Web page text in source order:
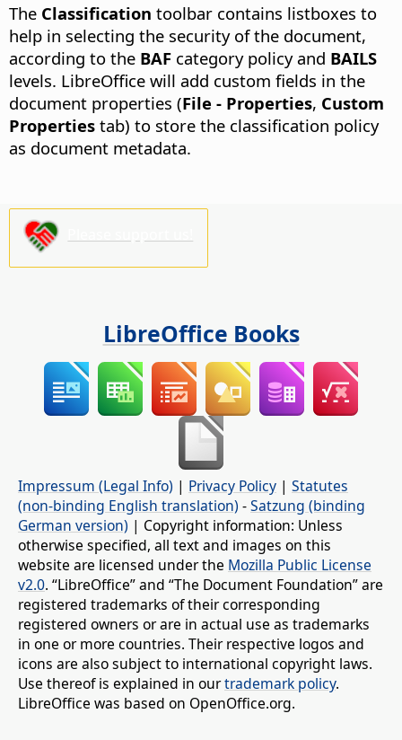
The Classification toolbar contains listboxes to
help in selecting the security of the document,
according to the BAF category policy and BAILS
levels. LibreOffice will add custom fields in the
document properties (File - Properties, Custom
Properties tab) to store the classification policy
as document metadata.
LibreOffice Books
Impressum (Legal Info) | Privacy Policy | Statutes
(non-binding English translation) -Satzung (binding
German version) | Copyright information: Unless
otherwise specified, all text and images on this
website are licensed under the Mozilla Public License
v2.0. “LibreOffice” and “The Document Foundation” are
registered trademarks of their corresponding
registered owners or are in actual use as trademarks
in one or more countries. Their respective logos and
icons are also subject to international copyright laws.
Use thereof is explained in ourtrademark policy.
LibreOffice was based on OpenOffice.org.